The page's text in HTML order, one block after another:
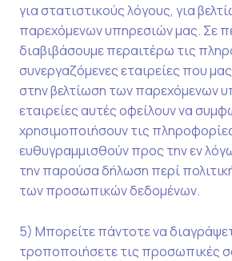
για στατιστικούς λόγους, για
παρεχόμενων υπηρεσιών μας. Σε
διαβιβάσουμε περαιτέρω τις
συνεργαζόμενες εταιρείες που
στην βελτίωση των παρεχόμενων
εταιρείες αυτές οφείλουν να
χρησιμοποιήσουν τις
ευθυγραμμισθούν προς την εν
την παρούσα δήλωση περί
των προσωπικών δεδομένων.
5) Μπορείτε πάντοτε να
τροποποιήσετε τις προσωπικές